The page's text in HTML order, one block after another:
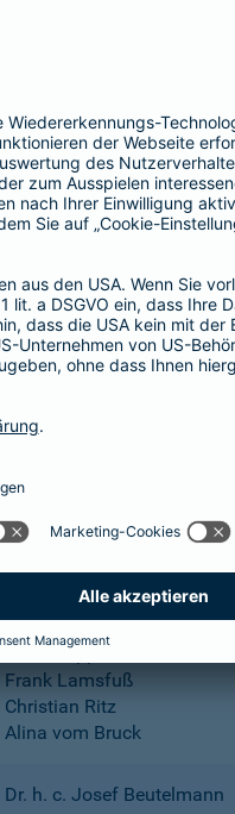
Dr. Andreas Eurich
Frank Lamsfuß
Oliver Schoeller
Alina vom Bruck
Aktiengesellschaft
Dr. Andreas Eurich, Oliver
Thomas Bischof
Dr. Sylvia Eichelberg
Harald Epple
Frank Lamsfuß
Christian Ritz
Alina vom Bruck
Dr. h. c. Josef Beutelmann